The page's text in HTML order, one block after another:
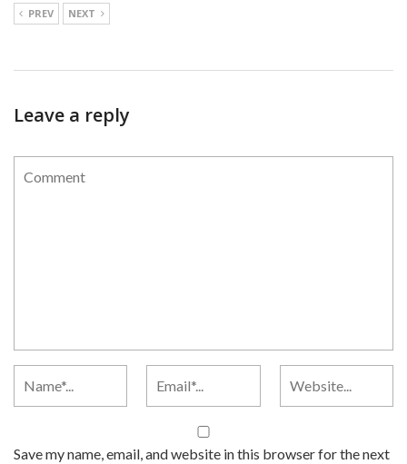
PREV NEXT
Leave a reply
Save my name, email, and website in this browser for the next